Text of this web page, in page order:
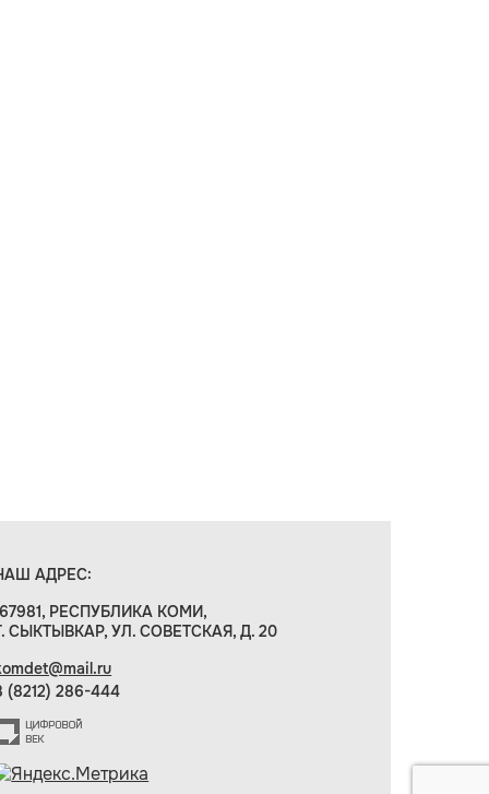
АДРЕС:
РЕСПУБЛИКА КОМИ,
СЫКТЫВКАР, УЛ. СОВЕТСКАЯ, Д. 20
(8212) 286-444